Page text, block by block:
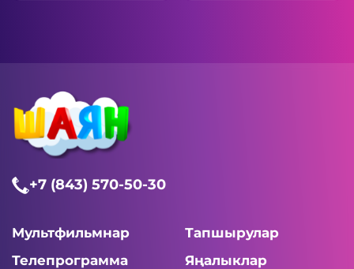
+7 (843) 570-50-30
Мультфильмнар
Тапшырулар
Телепрограмма
Яңалыклар